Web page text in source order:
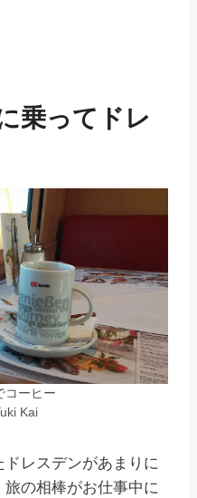
乗ってドレ
コーヒー
Kai
レスデンがあまりに
の相棒がお仕事中に